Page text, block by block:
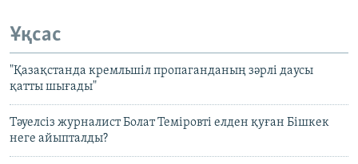
Ұқсас
"Қазақстанда кремльшіл пропаганданың зәрлі даусы
қатты шығады"
Тәуелсіз журналист Болат Теміровті елден қуған Бішкек
неге айыпталды?